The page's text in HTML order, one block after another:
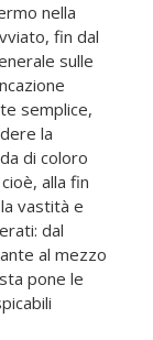
nella
fin dal
sulle
semplice,
la
di coloro
alla fin
vastità e
dal
al mezzo
pone le